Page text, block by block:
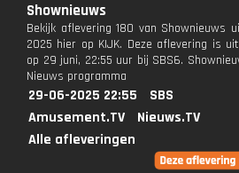
Shownieuws
Bekijk aflevering 180 van Shownieuws
2025 hier op KIJK. Deze aflevering is
op 29 juni, 22:55 uur bij SBS6.
Nieuws programma
29-06-2025 22:55
SBS
Amusement.TV
Nieuws.TV
Alle afleveringen